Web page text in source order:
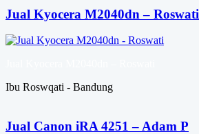
Jual Kyocera M2040dn – Roswati
Ibu Roswqati - Bandung
Jual Canon iRA 4251 – Adam P